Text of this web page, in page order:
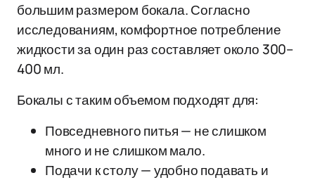
большим размером бокала. Согласно
исследованиям, комфортное потребление
жидкости за один раз составляет около 300–
400 мл.
Бокалы с таким объемом подходят для:
Повседневного питья — не слишком
много и не слишком мало.
Подачи к столу — удобно подавать и